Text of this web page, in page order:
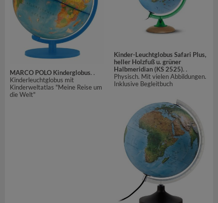
MARCO POLO Kinderglobus. .
Kinderleuchtglobus mit
Kinderweltatlas "Meine Reise um
die Welt"
Kinder-Leuchtglobus Safari Plus,
heller Holzfuß u. grüner
Halbmeridian (KS 2525). .
Physisch. Mit vielen Abbildungen.
Inklusive Begleitbuch